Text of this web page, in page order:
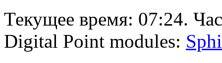
Текущее время: 07:24.
Digital Point modules: